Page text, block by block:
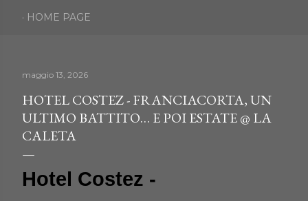
HOME PAGE
maggio 13, 2026
HOTEL COSTEZ - FRANCIACORTA, UN
ULTIMO BATTITO… E POI ESTATE @ LA
CALETA
Hotel Costez -